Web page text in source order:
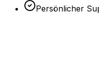
Persönlicher